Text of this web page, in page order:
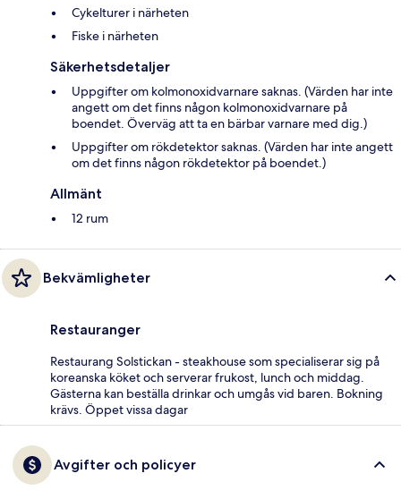
Cykelturer i närheten
Fiske i närheten
Säkerhetsdetaljer
Uppgifter om kolmonoxidvarnare saknas. (Värden har inte
angett om det finns någon kolmonoxidvarnare på
boendet. Överväg att ta en bärbar varnare med dig.)
Uppgifter om rökdetektor saknas. (Värden har inte angett
om det finns någon rökdetektor på boendet.)
Allmänt
12 rum
Bekvämligheter
Restauranger
Restaurang Solstickan - steakhouse som specialiserar sig på
koreanska köket och serverar frukost, lunch och middag.
Gästerna kan beställa drinkar och umgås vid baren. Bokning
krävs. Öppet vissa dagar
Avgifter och policyer